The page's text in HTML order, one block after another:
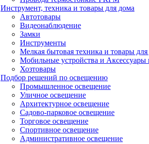
Инструмент, техника и товары для дома
Автотовары
Видеонаблюдение
Замки
Инструменты
Мелкая бытовая техника и товары для
Мобильные устройства и Аксессуары
Хозтовары
Подбор решений по освещению
Промышленное освещение
Уличное освещение
Архитектурное освещение
Садово-парковое освещение
Торговое освещение
Спортивное освещение
Административное освещение